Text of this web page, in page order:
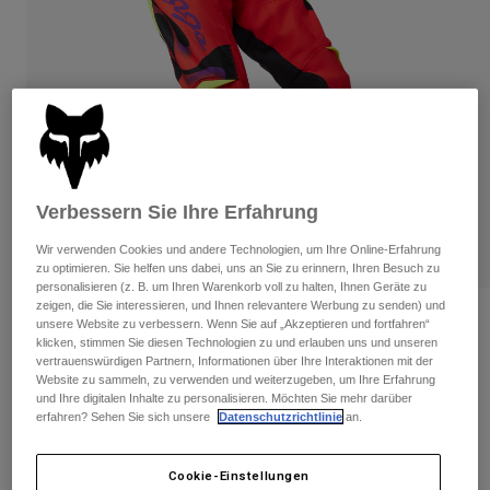
Kurze Hosen
Jacken
Handschuhe
Protektoren
Brillen
Socken
Zubehör
Handschuhe
Jacken
Socken
Taschen & Zubehör
Spare parts
Damen
T-Shirts & Tops
Hoodies und Pullover
Jacken
Hosen
Shirts
Alle anzeigen
Socken
Alle anzeigen
Moto
Helme
Jerseys
Hosen
Stiefel
Guards
Bewertungen
Hose 180 Emotion
Artikelnr. 33025
Price reduced from
€ 149,99 to
Verbessern Sie Ihre Erfahrung
Wir verwenden Cookies und andere Technologien, um Ihre Online-Erfahrung
zu optimieren. Sie helfen uns dabei, uns an Sie zu erinnern, Ihren Besuch zu
personalisieren (z. B. um Ihren Warenkorb voll zu halten, Ihnen Geräte zu
zeigen, die Sie interessieren, und Ihnen relevantere Werbung zu senden) und
unsere Website zu verbessern. Wenn Sie auf „Akzeptieren und fortfahren“
klicken, stimmen Sie diesen Technologien zu und erlauben uns und unseren
vertrauenswürdigen Partnern, Informationen über Ihre Interaktionen mit der
Website zu sammeln, zu verwenden und weiterzugeben, um Ihre Erfahrung
und Ihre digitalen Inhalte zu personalisieren. Möchten Sie mehr darüber
erfahren? Sehen Sie sich unsere
Datenschutzrichtlinie an.
Cookie-Einstellungen